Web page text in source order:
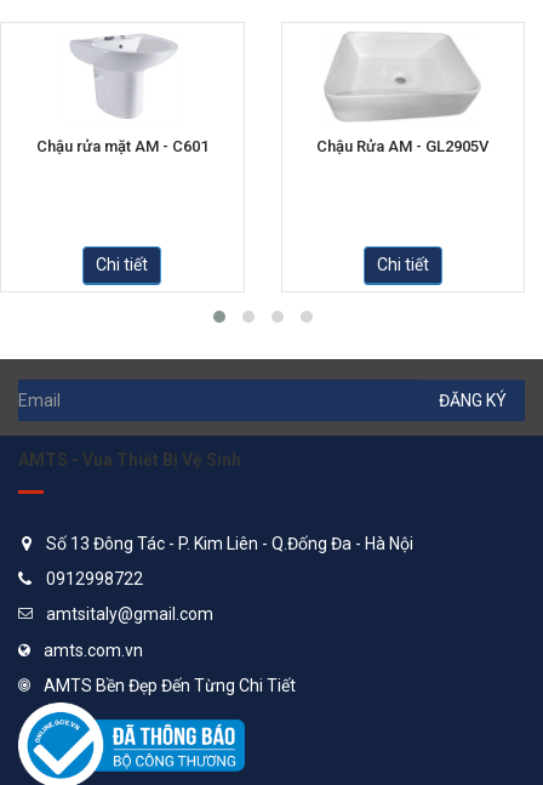
Chậu rửa mặt AM - C601
Chi tiết
Chậu Rửa AM - GL2905V
Chi tiết
ĐĂNG KÝ
AMTS - Vua Thiết Bị Vệ Sinh
Số 13 Đông Tác - P. Kim Liên - Q.Đống Đa - Hà Nội
0912998722
amtsitaly@gmail.com
amts.com.vn
AMTS Bền Đẹp Đến Từng Chi Tiết